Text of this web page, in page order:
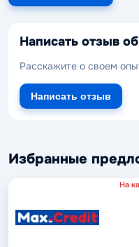
Написать отзыв
Расскажите о своем
Написать отзыв
Избранные
На